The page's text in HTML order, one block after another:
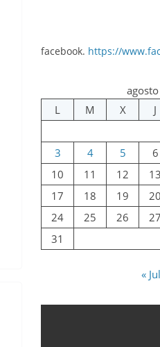
facebook. https://
L
M X J
3
4 5 6
10
11 12 13
17
18 19 20
24
25 26 27
31
« Jul